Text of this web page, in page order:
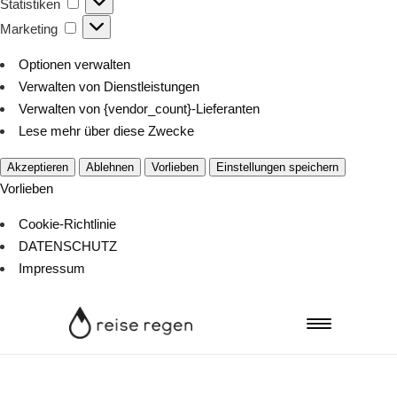
Statistiken
Marketing
Marketing
Optionen verwalten
Verwalten von Dienstleistungen
Verwalten von {vendor_count}-Lieferanten
Lese mehr über diese Zwecke
Akzeptieren Ablehnen Vorlieben Einstellungen speichern
Vorlieben
Cookie-Richtlinie
DATENSCHUTZ
Impressum